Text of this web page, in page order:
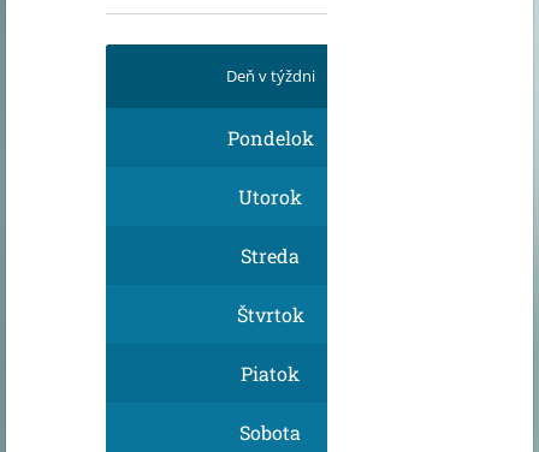
Deň v týždni
Pondelok
Utorok
Streda
Štvrtok
Piatok
Sobota